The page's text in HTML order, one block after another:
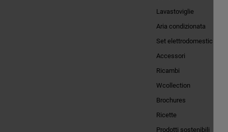
Lavastoviglie
Aria condizionata
Set elettrodomestici
Accessori
Ricambi
Wcollection
Brochures
Ricette
Prodotti sostenibili